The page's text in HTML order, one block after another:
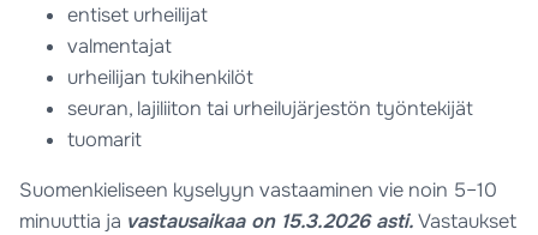
entiset urheilijat
valmentajat
urheilijan tukihenkilöt
seuran, lajiliiton tai urheilujärjestön työntekijät
tuomarit
Suomenkieliseen kyselyyn vastaaminen vie noin 5–10
minuuttia ja vastausaikaa on 15.3.2026 asti.Vastaukset